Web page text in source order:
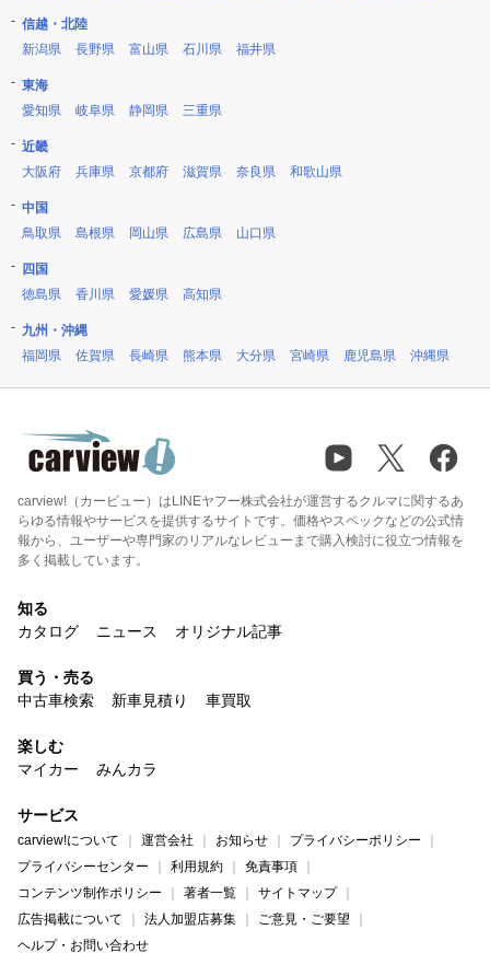
信越・北陸
新潟県
長野県 富山県 石川県 福井県
東海
愛知県
岐阜県 静岡県 三重県
近畿
大阪府
兵庫県 京都府 滋賀県 奈良県 和歌山県
中国
鳥取県
島根県 岡山県 広島県 山口県
四国
徳島県
香川県 愛媛県 高知県
九州・沖縄
福岡県
佐賀県 長崎県 熊本県 大分県 宮崎県 鹿児島県 沖縄県
carview!（カービュー）はLINEヤフー株式会社が運営するクルマに関するあ
らゆる情報やサービスを提供するサイトです。価格やスペックなどの公式情
報から、ユーザーや専門家のリアルなレビューまで購入検討に役立つ情報を
多く掲載しています。
知る
カタログ
ニュース オリジナル記事
買う・売る
中古車検索
新車見積り 車買取
楽しむ
マイカー
みんカラ
サービス
carview!について 運営会社 お知らせ
プライバシーポリシー
プライバシーセンター
利用規約
免責事項
コンテンツ制作ポリシー
著者一覧
サイトマップ
広告掲載について
法人加盟店募集
ご意見・ご要望
ヘルプ・お問い合わせ